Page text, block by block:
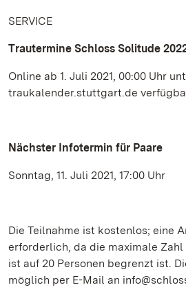
SERVICE
Trautermine Schloss Solitude
Online ab 1. Juli 2021, 00:00 Uhr
traukalender.stuttgart.de
Nächster Infotermin für Paare
Sonntag, 11. Juli 2021, 17:00 Uhr
Die Teilnahme ist kostenlos; eine
erforderlich, da die maximale
ist auf 20 Personen begrenzt ist.
möglich per E-Mail an